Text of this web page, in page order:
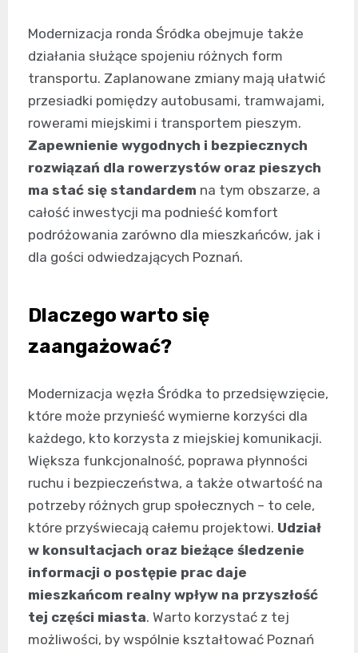
Modernizacja ronda Śródka obejmuje także
działania służące spojeniu różnych form
transportu. Zaplanowane zmiany mają ułatwić
przesiadki pomiędzy autobusami, tramwajami,
rowerami miejskimi i transportem pieszym.
Zapewnienie wygodnych i bezpiecznych
rozwiązań dla rowerzystów oraz pieszych
ma stać się standardem na tym obszarze, a
całość inwestycji ma podnieść komfort
podróżowania zarówno dla mieszkańców, jak i
dla gości odwiedzających Poznań.
Dlaczego warto się
zaangażować?
Modernizacja węzła Śródka to przedsięwzięcie,
które może przynieść wymierne korzyści dla
każdego, kto korzysta z miejskiej komunikacji.
Większa funkcjonalność, poprawa płynności
ruchu i bezpieczeństwa, a także otwartość na
potrzeby różnych grup społecznych – to cele,
które przyświecają całemu projektowi. Udział
w konsultacjach oraz bieżące śledzenie
informacji o postępie prac daje
mieszkańcom realny wpływ na przyszłość
tej części miasta. Warto korzystać z tej
możliwości, by wspólnie kształtować Poznań